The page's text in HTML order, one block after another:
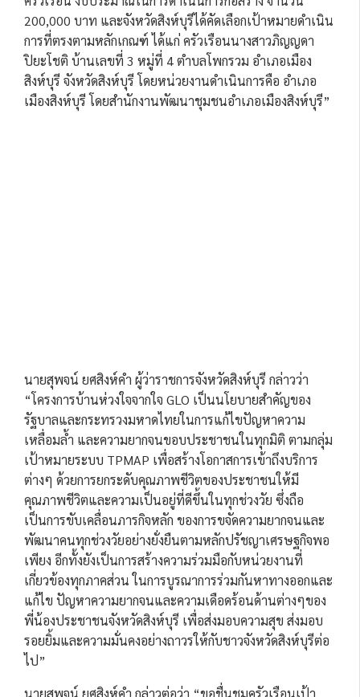
200,000 บาท และจังหวัดสิงห์บุรีได้คัดเลือกเป้าหมายดำเนิน
การที่ตรงตามหลักเกณฑ์ ได้แก่ ครัวเรือนนางสาวภิญญดา
ปิยะโชติ บ้านเลขที่ 3 หมู่ที่ 4 ตำบลโพกรวม อำเภอเมือง
สิงห์บุรี จังหวัดสิงห์บุรี โดยหน่วยงานดำเนินการคือ อำเภอ
เมืองสิงห์บุรี โดยสำนักงานพัฒนาชุมชนอำเภอเมืองสิงห์บุรี”
นายสุพจน์ ยศสิงห์คำ ผู้ว่าราชการจังหวัดสิงห์บุรี กล่าวว่า
“โครงการบ้านห่วงใจจากใจ GLO เป็นนโยบายสำคัญของ
รัฐบาลและกระทรวงมหาดไทยในการแก้ไขปัญหาความ
เหลื่อมล้ำ และความยากจนขอบประชาชนในทุกมิติ ตามกลุ่ม
เป้าหมายระบบ TPMAP เพื่อสร้างโอกาสการเข้าถึงบริการ
ต่างๆ ด้วยการยกระดับคุณภาพชีวิตของประชาชนให้มี
คุณภาพชีวิตและความเป็นอยู่ที่ดีขึ้นในทุกช่วงวัย ซึ่งถือ
เป็นการขับเคลื่อนภารกิจหลัก ของการขจัดความยากจนและ
พัฒนาคนทุกช่วงวัยอย่างยั่งยืนตามหลักปรัชญาเศรษฐกิจพอ
เพียง อีกทั้งยังเป็นการสร้างความร่วมมือกับหน่วยงานที่
เกี่ยวข้องทุกภาคส่วน ในการบูรณาการร่วมกันหาทางออกและ
แก้ไข ปัญหาความยากจนและความเดือดร้อนด้านต่างๆของ
พี่น้องประชาชนจังหวัดสิงห์บุรี เพื่อส่งมอบความสุข ส่งมอบ
รอยยิ้มและความมั่นคงอย่างถาวรให้กับชาวจังหวัดสิงห์บุรีต่อ
ไป”
นายสุพจน์ ยศสิงห์คำ กล่าวต่อว่า “ขอชื่นชมครัวเรือนเป้า